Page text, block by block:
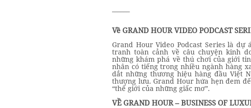
Về GRAND HOUR VIDEO PODCAST
Grand Hour Video Podcast Series là
tranh toàn cảnh về câu chuyện kinh
những khám phá về thú chơi của giới
nhân có tiếng trong nhiều ngành hàng
dắt những thương hiệu hàng đầu Việt
thượng lưu. Grand Hour hứa hẹn đem
“thế giới của những giấc mơ”.
VỀ GRAND HOUR – BUSINESS OF